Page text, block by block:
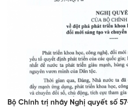
Bộ Chính trị nhây Nghị quyết số